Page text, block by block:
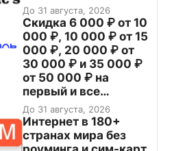
До 31 августа, 2026
Скидка 6 000 ₽ от 10
000 ₽, 10 000 ₽ от 15
000 ₽, 20 000 ₽ от
30 000 ₽ и 35 000 ₽
от 50 000 ₽ на
первый и все
повторные заказы по
промокоду НАБЕРИ
До 31 августа, 2026
Интернет в 180+
странах мира без